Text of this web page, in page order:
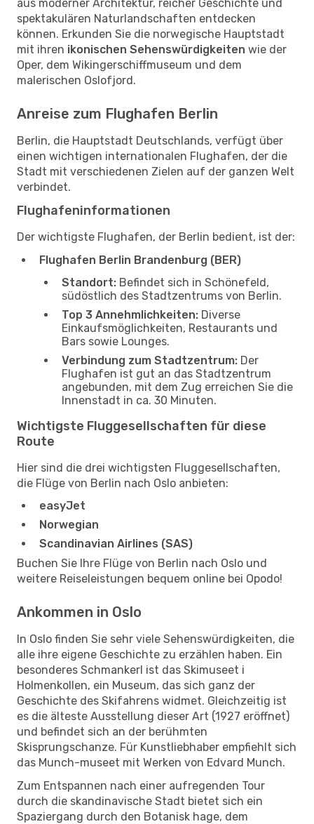
aus moderner Architektur, reicher Geschichte und
spektakulären Naturlandschaften entdecken
können. Erkunden Sie die norwegische Hauptstadt
mit ihren ikonischen Sehenswürdigkeiten wie der
Oper, dem Wikingerschiffmuseum und dem
malerischen Oslofjord.
Anreise zum Flughafen Berlin
Berlin, die Hauptstadt Deutschlands, verfügt über
einen wichtigen internationalen Flughafen, der die
Stadt mit verschiedenen Zielen auf der ganzen Welt
verbindet.
Flughafeninformationen
Der wichtigste Flughafen, der Berlin bedient, ist der:
Flughafen Berlin Brandenburg (BER)
Standort: Befindet sich in Schönefeld,
südöstlich des Stadtzentrums von Berlin.
Top 3 Annehmlichkeiten: Diverse
Einkaufsmöglichkeiten, Restaurants und
Bars sowie Lounges.
Verbindung zum Stadtzentrum: Der
Flughafen ist gut an das Stadtzentrum
angebunden, mit dem Zug erreichen Sie die
Innenstadt in ca. 30 Minuten.
Wichtigste Fluggesellschaften für diese
Route
Hier sind die drei wichtigsten Fluggesellschaften,
die Flüge von Berlin nach Oslo anbieten:
easyJet
Norwegian
Scandinavian Airlines (SAS)
Buchen Sie Ihre Flüge von Berlin nach Oslo und
weitere Reiseleistungen bequem online bei Opodo!
Ankommen in Oslo
In Oslo finden Sie sehr viele Sehenswürdigkeiten, die
alle ihre eigene Geschichte zu erzählen haben. Ein
besonderes Schmankerl ist das Skimuseet i
Holmenkollen, ein Museum, das sich ganz der
Geschichte des Skifahrens widmet. Gleichzeitig ist
es die älteste Ausstellung dieser Art (1927 eröffnet)
und befindet sich an der berühmten
Skisprungschanze. Für Kunstliebhaber empfiehlt sich
das Munch-museet mit Werken von Edvard Munch.
Zum Entspannen nach einer aufregenden Tour
durch die skandinavische Stadt bietet sich ein
Spaziergang durch den Botanisk hage, dem